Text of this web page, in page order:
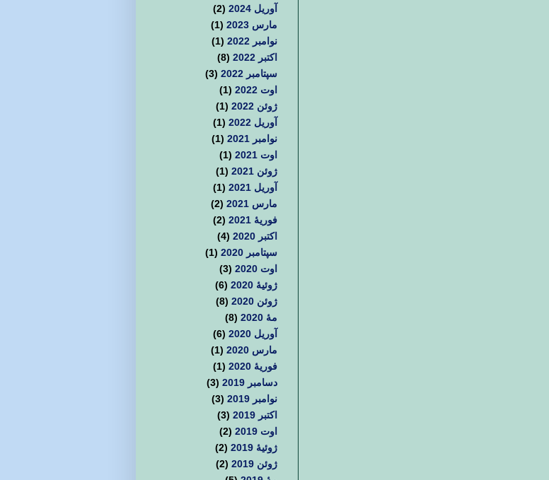
آوریل 2024
(2)
مارس 2023
(1)
نوامبر 2022
(1)
اکتبر 2022
(8)
سپتامبر 2022
(3)
اوت 2022
(1)
ژوئن 2022
(1)
آوریل 2022
(1)
نوامبر 2021
(1)
اوت 2021
(1)
ژوئن 2021
(1)
آوریل 2021
(1)
مارس 2021
(2)
فوریهٔ 2021
(2)
اکتبر 2020
(4)
سپتامبر 2020
(1)
اوت 2020
(3)
ژوئیهٔ 2020
(6)
ژوئن 2020
(8)
مهٔ 2020
(8)
آوریل 2020
(6)
مارس 2020
(1)
فوریهٔ 2020
(1)
دسامبر 2019
(3)
نوامبر 2019
(3)
اکتبر 2019
(3)
اوت 2019
(2)
ژوئیهٔ 2019
(2)
ژوئن 2019
(2)